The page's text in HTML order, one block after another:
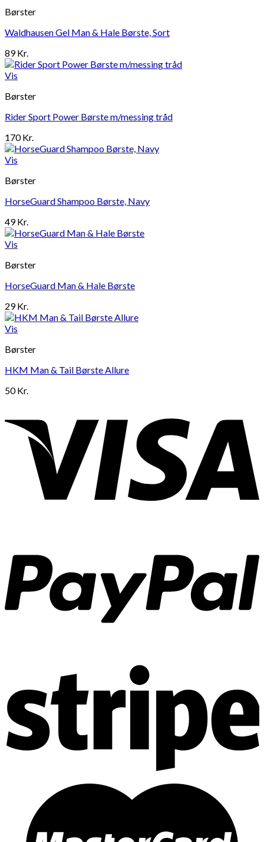
Børster
Waldhausen Gel Man & Hale Børste, Sort
89Kr.
Vis
Børster
Rider Sport Power Børste m/messing tråd
170Kr.
Vis
Børster
HorseGuard Shampoo Børste, Navy
49Kr.
Vis
Børster
HorseGuard Man & Hale Børste
29Kr.
Vis
Børster
HKM Man & Tail Børste Allure
50Kr.